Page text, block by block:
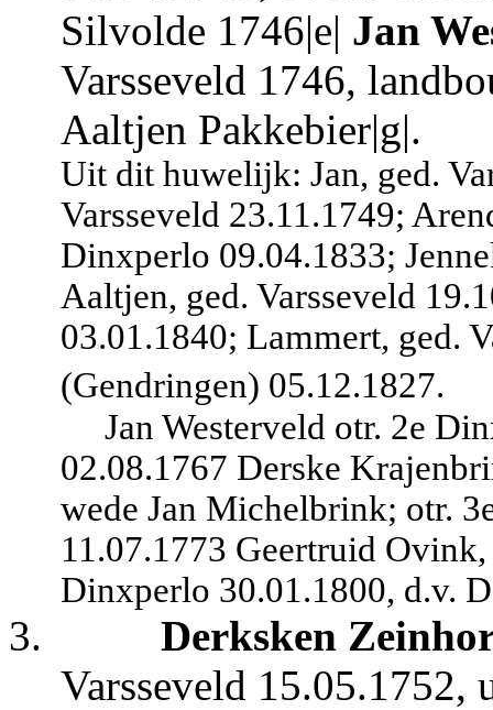
Silvolde 1746|e| Jan
Varsseveld 1746,
Aaltjen Pakkebier|g|.
Uit dit huwelijk: Jan, ged.
Varsseveld 23.11.1749;
Dinxperlo 09.04.1833;
Aaltjen, ged. Varsseveld
03.01.1840; Lammert, ged.
(Gendringen) 05.12.1827.
Jan Westerveld otr. 2e
02.08.1767 Derske
wede Jan Michelbrink; otr.
11.07.1773 Geertruid
Dinxperlo 30.01.1800, d.v.
3.
Derksken
Varsseveld 15.05.1752,